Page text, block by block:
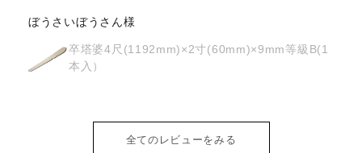
osyoh様
経木塔婆・水塔婆五輪型１尺
全てのレビューをみる